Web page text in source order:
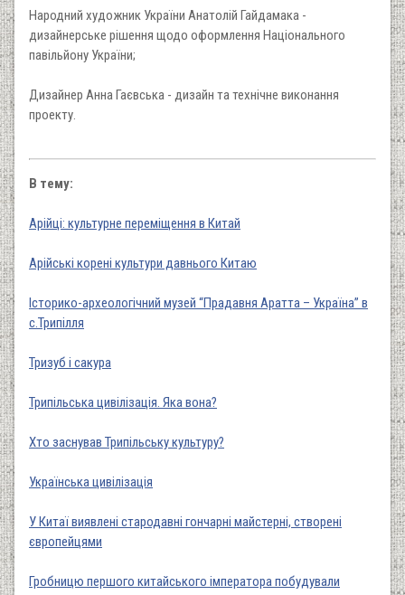
Народний художник України Анатолій Гайдамака -
дизайнерське рішення щодо оформлення Національного
павільйону України;
Дизайнер Анна Гаєвська - дизайн та технічне виконання
проекту.
В тему:
Арійці: культурне переміщення в Китай
Арійські корені культури давнього Китаю
Історико-археологічний музей “Прадавня Аратта – Україна” в
с.Трипілля
Тризуб і сакура
Трипільська цивілізація. Яка вона?
Хто заснував Трипільську культуру?
Українська цивілізація
У Китаї виявлені стародавні гончарні майстерні, створені
європейцями
Гробницю першого китайського імператора побудували